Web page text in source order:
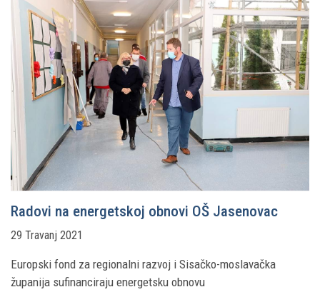
Radovi na energetskoj obnovi OŠ Jasenovac
29 Travanj 2021
Europski fond za regionalni razvoj i Sisačko-moslavačka
županija sufinanciraju energetsku obnovu